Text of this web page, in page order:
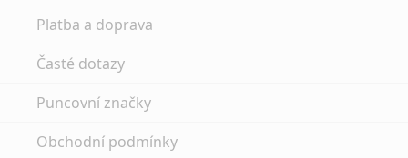
Platba a doprava
Časté dotazy
Puncovní značky
Obchodní podmínky